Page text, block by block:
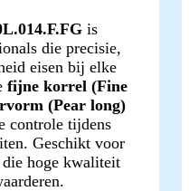
is
die precisie,
eisen bij elke
fijne korrel (Fine
(Pear long)
controle tijdens
Geschikt voor
die hoge kwaliteit